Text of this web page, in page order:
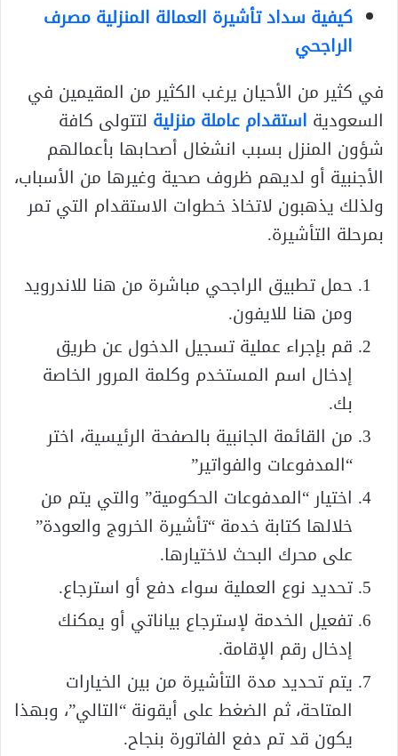
كيفية سداد تأشيرة العمالة المنزلية مصرف
الراجحي
في كثير من الأحيان يرغب الكثير من المقيمين في
السعودية استقدام عاملة منزلية لتتولى كافة
شؤون المنزل بسبب انشغال أصحابها بأعمالهم
الأجنبية أو لديهم ظروف صحية وغيرها من الأسباب،
ولذلك يذهبون لاتخاذ خطوات الاستقدام التي تمر
بمرحلة التأشيرة.
حمل تطبيق الراجحي مباشرة من هنا للاندرويد
ومن هنا للايفون.
قم بإجراء عملية تسجيل الدخول عن طريق
إدخال اسم المستخدم وكلمة المرور الخاصة
بك.
من القائمة الجانبية بالصفحة الرئيسية، اختر
“المدفوعات والفواتير”
اختيار “المدفوعات الحكومية” والتي يتم من
خلالها كتابة خدمة “تأشيرة الخروج والعودة”
على محرك البحث لاختيارها.
تحديد نوع العملية سواء دفع أو استرجاع.
تفعيل الخدمة لإسترجاع بياناتي أو يمكنك
إدخال رقم الإقامة.
يتم تحديد مدة التأشيرة من بين الخيارات
المتاحة، ثم الضغط على أيقونة “التالي”، وبهذا
يكون قد تم دفع الفاتورة بنجاح.